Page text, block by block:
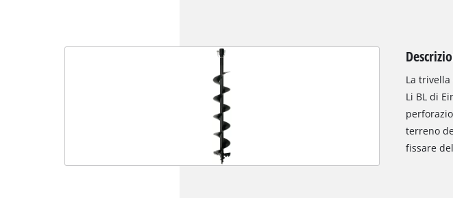
La
Li BL di
terreno
fissare